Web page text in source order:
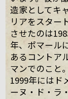
造家としてキ
リアをスター
させたのは
年、ポマール
あるコントア
マンでのこと。
1999年にはド
ーヌ・ド・ラ・